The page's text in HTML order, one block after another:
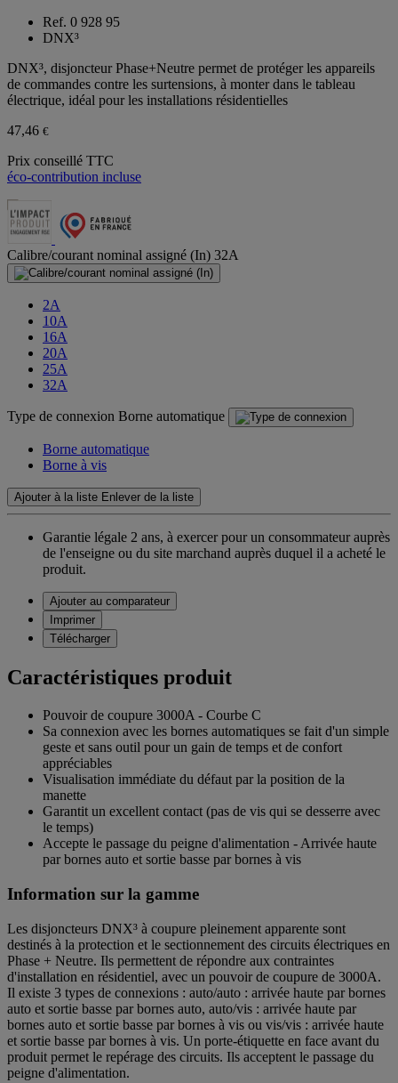
Ref. 0 928 95
DNX³
DNX³, disjoncteur Phase+Neutre permet de protéger les appareils
de commandes contre les surtensions, à monter dans le tableau
électrique, idéal pour les installations résidentielles
47,46 €
Prix conseillé TTC
éco-contribution incluse
Calibre/courant nominal assigné (In) 32A
2A
10A
16A
20A
25A
32A
Type de connexion Borne automatique
Borne automatique
Borne à vis
Ajouter à la liste Enlever de la liste
Garantie légale 2 ans, à exercer pour un consommateur auprès
de l'enseigne ou du site marchand auprès duquel il a acheté le
produit.
Ajouter au comparateur
Imprimer
Télécharger
Caractéristiques produit
Pouvoir de coupure 3000A - Courbe C
Sa connexion avec les bornes automatiques se fait d'un simple
geste et sans outil pour un gain de temps et de confort
appréciables
Visualisation immédiate du défaut par la position de la
manette
Garantit un excellent contact (pas de vis qui se desserre avec
le temps)
Accepte le passage du peigne d'alimentation - Arrivée haute
par bornes auto et sortie basse par bornes à vis
Information sur la gamme
Les disjoncteurs DNX³ à coupure pleinement apparente sont
destinés à la protection et le sectionnement des circuits électriques en
Phase + Neutre. Ils permettent de répondre aux contraintes
d'installation en résidentiel, avec un pouvoir de coupure de 3000A.
Il existe 3 types de connexions : auto/auto : arrivée haute par bornes
auto et sortie basse par bornes auto, auto/vis : arrivée haute par
bornes auto et sortie basse par bornes à vis ou vis/vis : arrivée haute
et sortie basse par bornes à vis. Un porte-étiquette en face avant du
produit permet le repérage des circuits. Ils acceptent le passage du
peigne d'alimentation.